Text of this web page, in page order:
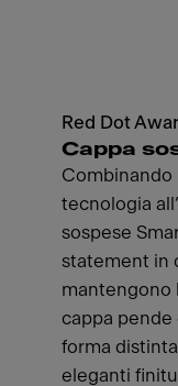
Red Dot
Cappa
Combinando
tecnologia
sospese
statement in
mantengono
cappa pende
forma
eleganti